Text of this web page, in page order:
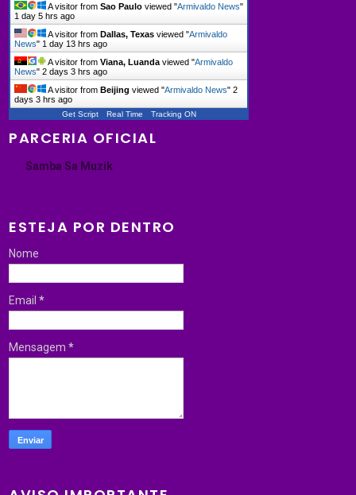
A visitor fromSao Paulo viewed "Armivaldo News"
1 day 5 hrs ago
A visitor fromDallas, Texas viewed "Armivaldo
News" 1 day 13 hrs ago
A visitor fromViana, Luanda viewed "Armivaldo
News"2 days 3 hrs ago
A visitor fromBeijing viewed "Armivaldo News"2
days 3 hrs ago
Get Script Real Time Tracking ON
PARCERIA OFICIAL
Samba Sa Muzik
ESTEJA POR DENTRO
Nome
Email*
Mensagem*